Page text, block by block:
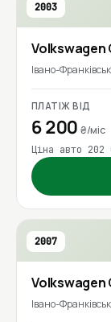
2003
Volkswagen
Івано-Франківськ
ПЛАТІЖ ВІД
6 200₴/міс
Ціна авто 202
2007
Volkswagen
Івано-Франківськ